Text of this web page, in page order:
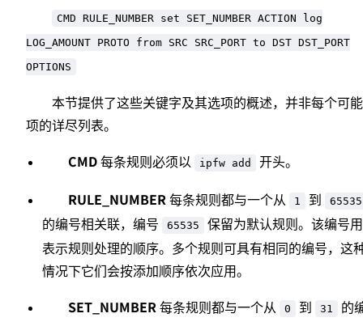
CMD RULE_NUMBER set SET_NUMBER ACTION log
LOG_AMOUNT PROTO from SRC SRC_PORT to DST DST_PORT
OPTIONS
本节提供了这些关键字及其选项的概述，并非每个可
项的详尽列表。
CMD 每条规则必须以 ipfw add 开头。
RULE_NUMBER 每条规则都与一个从 1 到 65535
的编号相关联，编号 65535
保留为默认规则。该编号
表示规则处理的顺序。多个规则可具有相同的编号，这
情况下它们会按添加顺序依次应用。
SET_NUMBER 每条规则都与一个从 0 到 31
的